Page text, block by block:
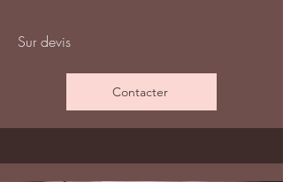
Sur devis
Contacter